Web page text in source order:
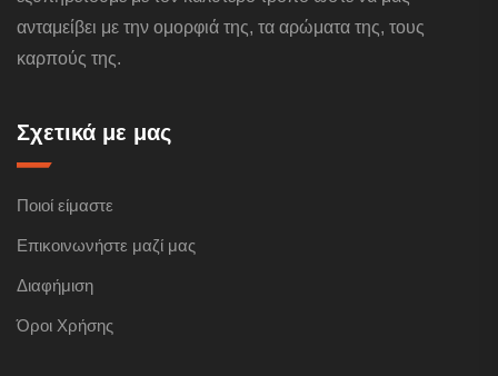
ανταμείβει με την ομορφιά της, τα αρώματα της, τους
καρπούς της.
Σχετικά με μας
Ποιοί είμαστε
Επικοινωνήστε μαζί μας
Διαφήμιση
Όροι Χρήσης